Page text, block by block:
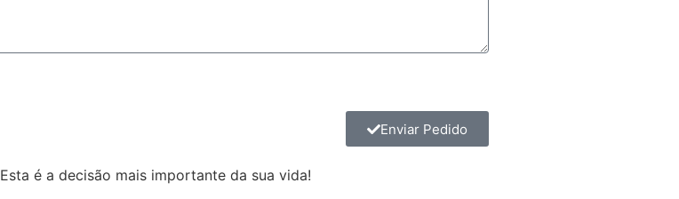
Enviar Pedido
Esta é a decisão mais importante da sua vida!